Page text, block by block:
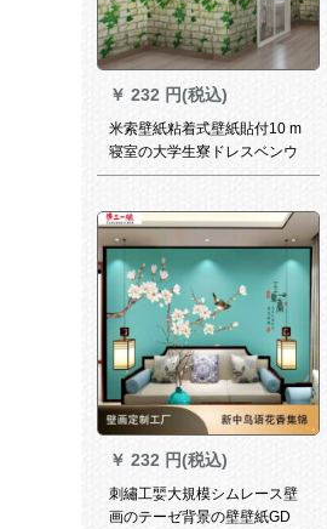
￥ 232 円(税込)
米索壁紙粘着式壁紙貼付10 m
寝室の大学生寮ドレスベンウ
ォームウォーム紙のテ-ブルと
ら、直接に蔦10 m*幅45 cmを
貼り付けます。
￥ 232 円(税込)
刺繡工婯大規模シムレース壁
画のテーゼ背景の壁壁紙GD